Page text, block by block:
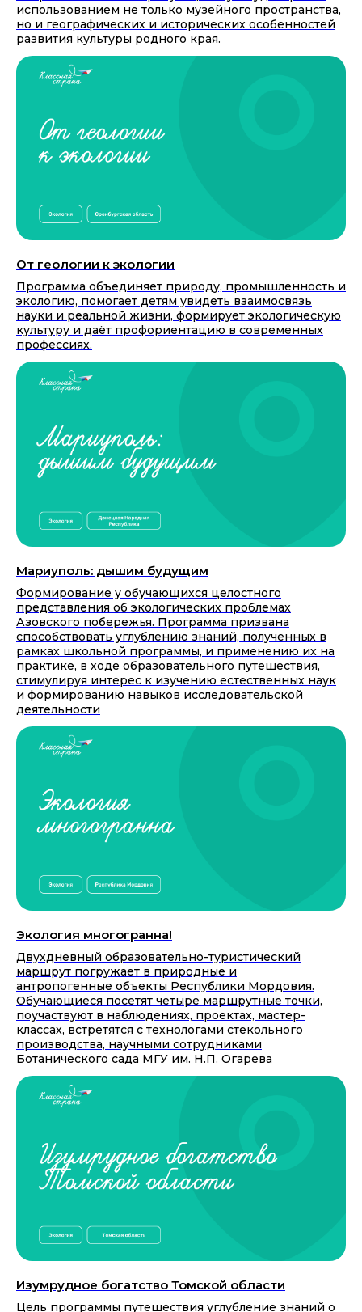
использованием не только музейного пространства,
но и географических и исторических особенностей
развития культуры родного края.
От геологии к экологии
Программа объединяет природу, промышленность и
экологию, помогает детям увидеть взаимосвязь
науки и реальной жизни, формирует экологическую
культуру и даёт профориентацию в современных
профессиях.
Мариуполь: дышим будущим
Формирование у обучающихся целостного
представления об экологических проблемах
Азовского побережья. Программа призвана
способствовать углублению знаний, полученных в
рамках школьной программы, и применению их на
практике, в ходе образовательного путешествия,
стимулируя интерес к изучению естественных наук
и формированию навыков исследовательской
деятельности
Экология многогранна!
Двухдневный образовательно-туристический
маршрут погружает в природные и
антропогенные объекты Республики Мордовия.
Обучающиеся посетят четыре маршрутные точки,
поучаствуют в наблюдениях, проектах, мастер-
классах, встретятся с технологами стекольного
производства, научными сотрудниками
Ботанического сада МГУ им. Н.П. Огарева
Изумрудное богатство Томской области
Цель программы путешествия углубление знаний о